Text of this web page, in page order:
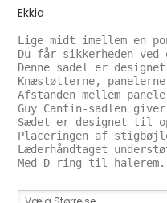
Ekkia
Lige midt imellem en
Du får sikkerheden
Denne sadel er
Knæstøtterne,
Afstanden mellem
Guy Cantin-sadlen
Sædet er designet til
Placeringen af
Læderhåndtaget